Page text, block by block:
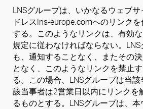
LNSグループは、いかなるウェブ
ドレスlns-europe.comへのリンク
する。このようなリンクは、有効
規定に従わなければならない。
も、通知することなく、またその
となく、このようなリンクを禁止
る。この場合、LNSグループは当
該当事者は2営業日以内にリンクを
るものとする。LNSグループは、